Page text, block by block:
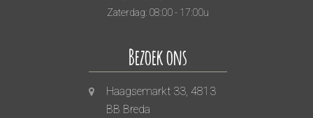
Zaterdag: 08:00 - 17:00u
Bezoek ons
Haagsemarkt 33, 4813
BB Breda